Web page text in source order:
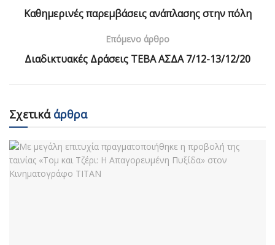
Καθημερινές παρεμβάσεις ανάπλασης στην πόλη
Επόμενο άρθρο
Διαδικτυακές Δράσεις ΤΕΒΑ ΑΣΔΑ 7/12-13/12/20
Σχετικάάρθρα